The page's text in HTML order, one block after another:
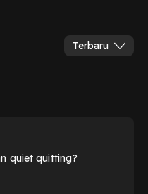
Terbaru
quiet quitting?